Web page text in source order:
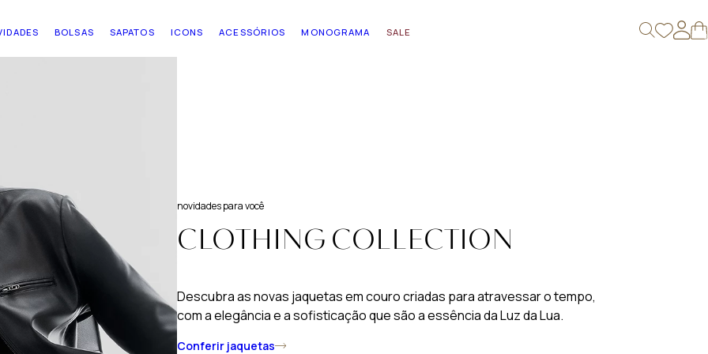
BOLSAS SAPATOS ICONS ACESSÓRIOS MONOGRAMA SALE 0
novidades para você
CLOTHING COLLECTION
Descubra as novas jaquetas em couro criadas para atravessar o tempo,
com a elegância e a sofisticação que são a essência da Luz da Lua.
Conferir jaquetas